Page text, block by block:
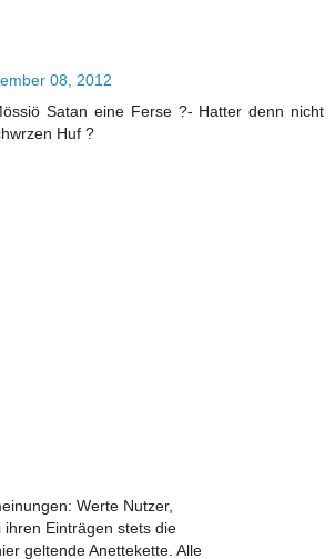
08, 2012
Satan eine Ferse ?- Hatter denn nicht
Huf ?
Werte Nutzer,
Einträgen stets die
geltende Anettekette. Alle